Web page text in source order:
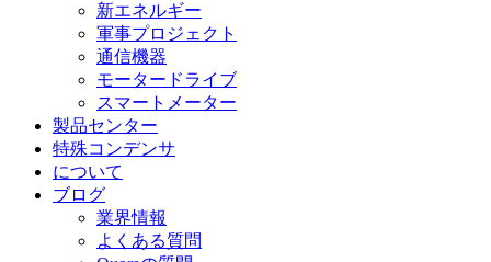
新エネルギー
軍事プロジェクト
通信機器
モータードライブ
スマートメーター
製品センター
特殊コンデンサ
について
ブログ
業界情報
よくある質問